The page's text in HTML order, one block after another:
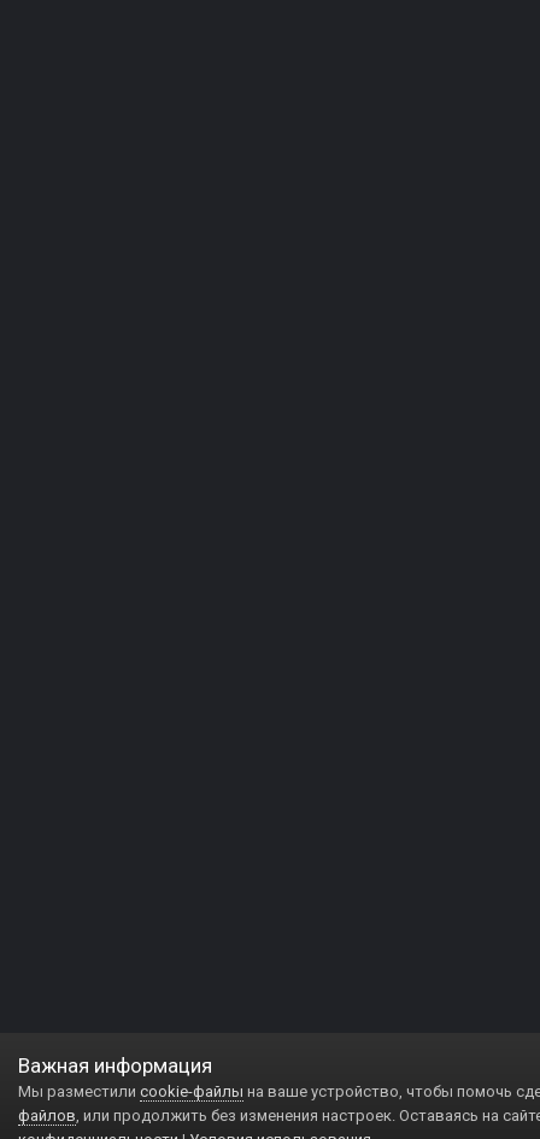
Важная информация
Мы разместили cookie-файлы на ваше устройство, чтобы помочь
файлов, или продолжить без изменения настроек. Оставаясь на